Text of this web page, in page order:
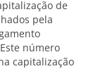
de
pela
número
capitalização